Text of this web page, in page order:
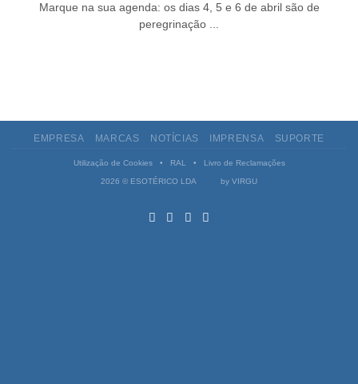
Marque na sua agenda: os dias 4, 5 e 6 de abril são de
peregrinação ...
EMPRESA MARCAS NOTÍCIAS IMPRENSA SUPORTE
Utilização de Cookies• RAL • Livro de Reclamações
2026 © ESOTÉRICO LDA by VIRGU